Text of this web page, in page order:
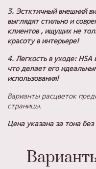
3. Эстктичный внешний
выглядят стильно и
клиентов , ищущих не
красоту в интерьере!
4. Легкость в уходе:
что делает его
использования!
Варианты расцветок
страницы.
Цена указана за тона